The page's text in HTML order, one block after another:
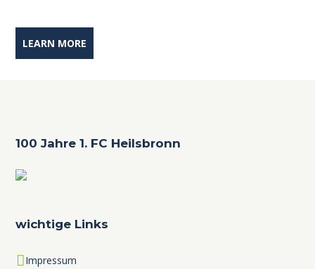
LEARN MORE
100 Jahre 1. FC Heilsbronn
wichtige Links
Impressum